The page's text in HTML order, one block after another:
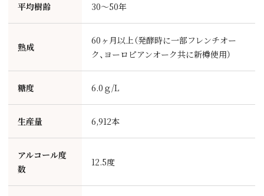
平均樹齢 30～50年
熟成
60ヶ月以上（発酵時に一部フレンチオー
ク、ヨーロピアンオーク共に新樽使用）
糖度 6.0ｇ/L
生産量 6,912本
アルコール度
数
12.5度